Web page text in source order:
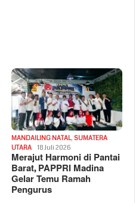
MANDAILING NATAL, SUMATERA
UTARA
18 Juli 2026
Merajut Harmoni di Pantai
Barat, PAPPRI Madina
Gelar Temu Ramah
Pengurus